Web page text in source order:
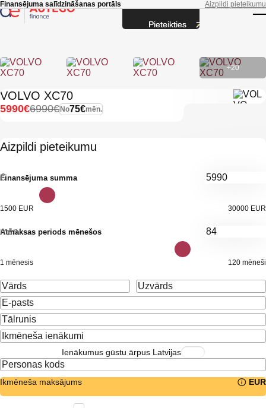
Skip to main content
Finansējuma salīdzināšanas portāls Aizpildi pieteikumu
+20
VOLVO XC70
No75€mēn.
6990€
5990€
Aizpildi pieteikumu
Finansējuma summa
€
1500 EUR 30000 EUR
Atmaksas periods mēnešos
mēn.
1 mēnesis 120 mēneši
Ienākumus gūstu ārpus Latvijas
Ikmēneša maksājums EUR